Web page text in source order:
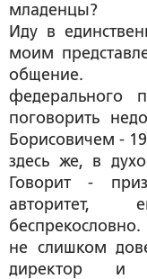
младенцы?
Иду в
моим
общение.
федерального
поговорить
Борисовичем -
здесь же, в
Говорит -
авторитет,
не слишком
директор